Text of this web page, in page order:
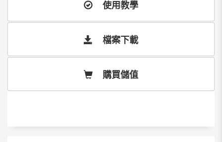
使用教學
檔案下載
購買儲值